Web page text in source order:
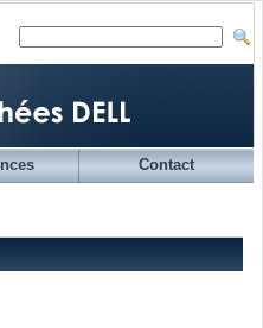
Contact